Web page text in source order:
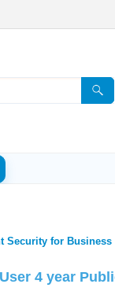
la password e poi
"Accedi"
Security for Business
4 year